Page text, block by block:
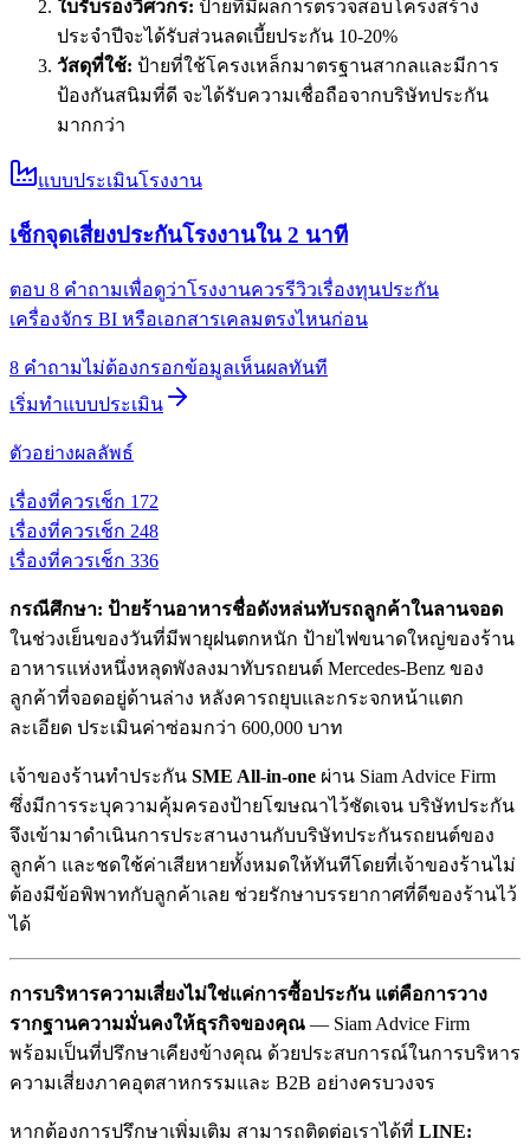
ใบรับรองวิศวกร: ป้ายที่มีผลการตรวจสอบโครงสร้าง
ประจำปีจะได้รับส่วนลดเบี้ยประกัน 10-20%
วัสดุที่ใช้: ป้ายที่ใช้โครงเหล็กมาตรฐานสากลและมีการ
ป้องกันสนิมที่ดี จะได้รับความเชื่อถือจากบริษัทประกัน
มากกว่า
แบบประเมินโรงงาน
เช็กจุดเสี่ยงประกันโรงงานใน 2 นาที
ตอบ 8 คำถามเพื่อดูว่าโรงงานควรรีวิวเรื่องทุนประกัน
เครื่องจักร BI หรือเอกสารเคลมตรงไหนก่อน
8 คำถามไม่ต้องกรอกข้อมูลเห็นผลทันที
เริ่มทำแบบประเมิน
ตัวอย่างผลลัพธ์
เรื่องที่ควรเช็ก 1 72
เรื่องที่ควรเช็ก 248
เรื่องที่ควรเช็ก 336
กรณีศึกษา: ป้ายร้านอาหารชื่อดังหล่นทับรถลูกค้าในลานจอด
ในช่วงเย็นของวันที่มีพายุฝนตกหนัก ป้ายไฟขนาดใหญ่ของร้าน
อาหารแห่งหนึ่งหลุดพังลงมาทับรถยนต์ Mercedes-Benz ของ
ลูกค้าที่จอดอยู่ด้านล่าง หลังคารถยุบและกระจกหน้าแตก
ละเอียด ประเมินค่าซ่อมกว่า 600,000 บาท
เจ้าของร้านทำประกัน SME All-in-one ผ่าน Siam Advice Firm
ซึ่งมีการระบุความคุ้มครองป้ายโฆษณาไว้ชัดเจน บริษัทประกัน
จึงเข้ามาดำเนินการประสานงานกับบริษัทประกันรถยนต์ของ
ลูกค้า และชดใช้ค่าเสียหายทั้งหมดให้ทันทีโดยที่เจ้าของร้านไม่
ต้องมีข้อพิพาทกับลูกค้าเลย ช่วยรักษาบรรยากาศที่ดีของร้านไว้
ได้
การบริหารความเสี่ยงไม่ใช่แค่การซื้อประกัน แต่คือการวาง
รากฐานความมั่นคงให้ธุรกิจของคุณ — Siam Advice Firm
พร้อมเป็นที่ปรึกษาเคียงข้างคุณ ด้วยประสบการณ์ในการบริหาร
ความเสี่ยงภาคอุตสาหกรรมและ B2B อย่างครบวงจร
หากต้องการปรึกษาเพิ่มเติม สามารถติดต่อเราได้ที่ LINE: